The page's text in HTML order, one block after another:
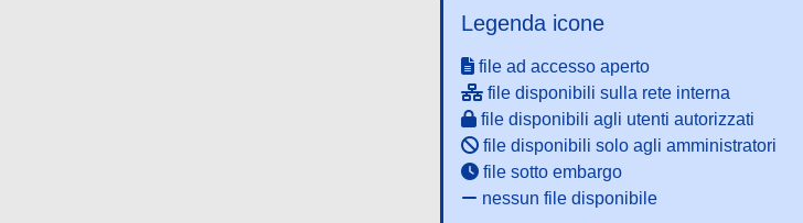
Legenda icone
file ad accesso aperto
file disponibili sulla rete interna
file disponibili agli utenti autorizzati
file disponibili solo agli amministratori
file sotto embargo
nessun file disponibile